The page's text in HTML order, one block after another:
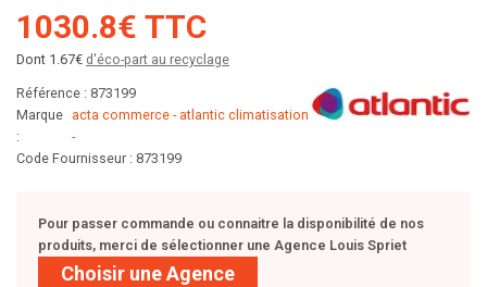
1030.8€ TTC
Dont 1.67€ d'éco-part au recyclage
Référence : 873199
Marque
:
acta commerce - atlantic climatisation
-
Code Fournisseur : 873199
Pour passer commande ou connaitre la disponibilité de nos
produits, merci de sélectionner une Agence Louis Spriet
Choisir une Agence